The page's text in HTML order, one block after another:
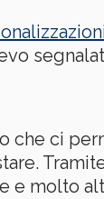
che ci
e molto